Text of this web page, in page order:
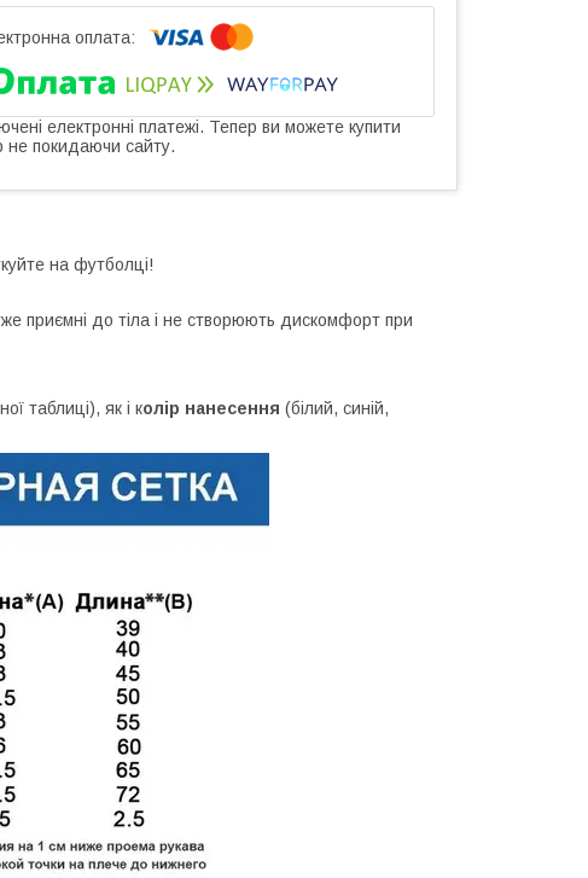
електронні платежі. Тепер ви можете купити
не покидаючи сайту.
на футболці!
приємні до тіла і не створюють дискомфорт при
таблиці), як і колір нанесення (білий, синій,